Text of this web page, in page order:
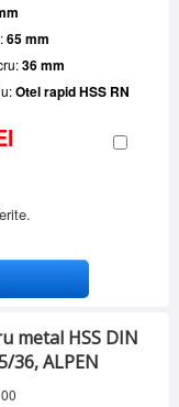
65 mm
36 mm
Otel rapid HSS RN
metal HSS DIN
36, ALPEN